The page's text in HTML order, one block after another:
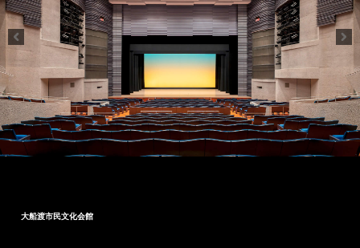
大船渡市民文化会館